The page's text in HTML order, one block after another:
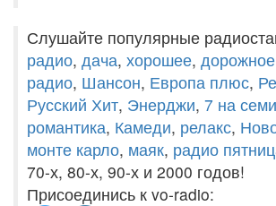
Слушайте популярные
радио, дача, хорошее, дорожное
радио, Шансон, Европа плюс,
Русский Хит, Энерджи, 7 на
романтика, Камеди, релакс,
монте карло, маяк, радио
70-х, 80-х, 90-х и 2000 годов!
Присоединись к vo-radio: